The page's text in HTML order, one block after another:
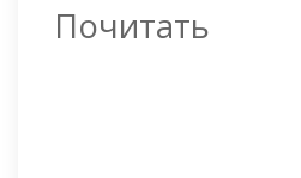
Почитать